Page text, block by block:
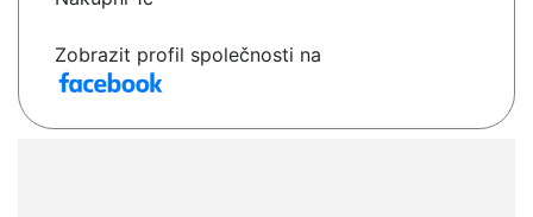
Zobrazit profil společnosti na